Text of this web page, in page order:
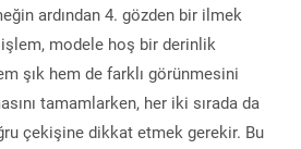
ardından 4. gözden bir ilmek
işlem, modele hoş bir derinlik
şık hem de farklı görünmesini
tamamlarken, her iki sırada da
çekişine dikkat etmek gerekir. Bu